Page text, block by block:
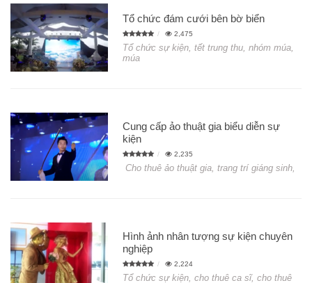
Tổ chức đám cưới bên bờ biển
2,475
Tổ chức sự kiện, tết trung thu, nhóm múa,
múa
Cung cấp ảo thuật gia biểu diễn sự
kiện
2,235
Cho thuê ảo thuật gia, trang trí giáng sinh,
Hình ảnh nhân tượng sự kiện chuyên
nghiệp
2,224
Tổ chức sự kiện, cho thuê ca sĩ, cho thuê